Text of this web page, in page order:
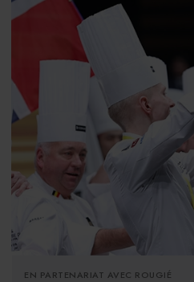
EN PARTENARIAT AVEC ROUGIÉ